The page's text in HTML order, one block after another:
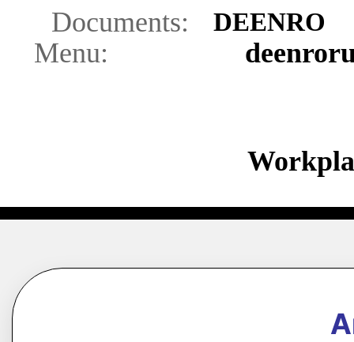
Documents: DEENRO
Menu: deenro